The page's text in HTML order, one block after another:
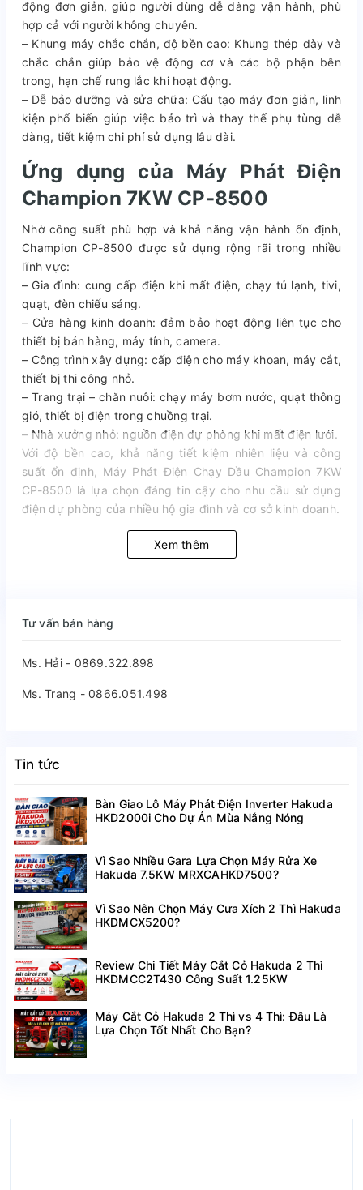
động đơn giản, giúp người dùng dễ dàng vận hành, phù
hợp cả với người không chuyên.
– Khung máy chắc chắn, độ bền cao: Khung thép dày và
chắc chắn giúp bảo vệ động cơ và các bộ phận bên
trong, hạn chế rung lắc khi hoạt động.
– Dễ bảo dưỡng và sửa chữa: Cấu tạo máy đơn giản, linh
kiện phổ biến giúp việc bảo trì và thay thế phụ tùng dễ
dàng, tiết kiệm chi phí sử dụng lâu dài.
Ứng dụng của Máy Phát Điện
Champion 7KW CP-8500
Nhờ công suất phù hợp và khả năng vận hành ổn định,
Champion CP-8500 được sử dụng rộng rãi trong nhiều
lĩnh vực:
– Gia đình: cung cấp điện khi mất điện, chạy tủ lạnh, tivi,
quạt, đèn chiếu sáng.
– Cửa hàng kinh doanh: đảm bảo hoạt động liên tục cho
thiết bị bán hàng, máy tính, camera.
– Công trình xây dựng: cấp điện cho máy khoan, máy cắt,
thiết bị thi công nhỏ.
– Trang trại – chăn nuôi: chạy máy bơm nước, quạt thông
gió, thiết bị điện trong chuồng trại.
– Nhà xưởng nhỏ: nguồn điện dự phòng khi mất điện lưới.
Với độ bền cao, khả năng tiết kiệm nhiên liệu và công
suất ổn định, Máy Phát Điện Chạy Dầu Champion 7KW
CP-8500 là lựa chọn đáng tin cậy cho nhu cầu sử dụng
điện dự phòng của nhiều hộ gia đình và cơ sở kinh doanh.
Xem thêm
Tư vấn bán hàng
Ms. Hải - 0869.322.898
Ms. Trang - 0866.051.498
Tin tức
Bàn Giao Lô Máy Phát Điện Inverter Hakuda
HKD2000i Cho Dự Án Mùa Nắng Nóng
Vì Sao Nhiều Gara Lựa Chọn Máy Rửa Xe
Hakuda 7.5KW MRXCAHKD7500?
Vì Sao Nên Chọn Máy Cưa Xích 2 Thì Hakuda
HKDMCX5200?
Review Chi Tiết Máy Cắt Cỏ Hakuda 2 Thì
HKDMCC2T430 Công Suất 1.25KW
Máy Cắt Cỏ Hakuda 2 Thì vs 4 Thì: Đâu Là
Lựa Chọn Tốt Nhất Cho Bạn?